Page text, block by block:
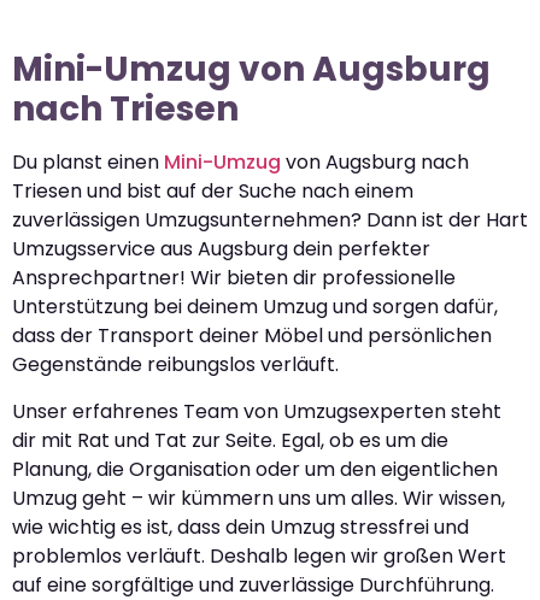
Mini-Umzug von Augsburg
nach Triesen
Du planst einen Mini-Umzug von Augsburg nach
Triesen und bist auf der Suche nach einem
zuverlässigen Umzugsunternehmen? Dann ist der Hart
Umzugsservice aus Augsburg dein perfekter
Ansprechpartner! Wir bieten dir professionelle
Unterstützung bei deinem Umzug und sorgen dafür,
dass der Transport deiner Möbel und persönlichen
Gegenstände reibungslos verläuft.
Unser erfahrenes Team von Umzugsexperten steht
dir mit Rat und Tat zur Seite. Egal, ob es um die
Planung, die Organisation oder um den eigentlichen
Umzug geht – wir kümmern uns um alles. Wir wissen,
wie wichtig es ist, dass dein Umzug stressfrei und
problemlos verläuft. Deshalb legen wir großen Wert
auf eine sorgfältige und zuverlässige Durchführung.